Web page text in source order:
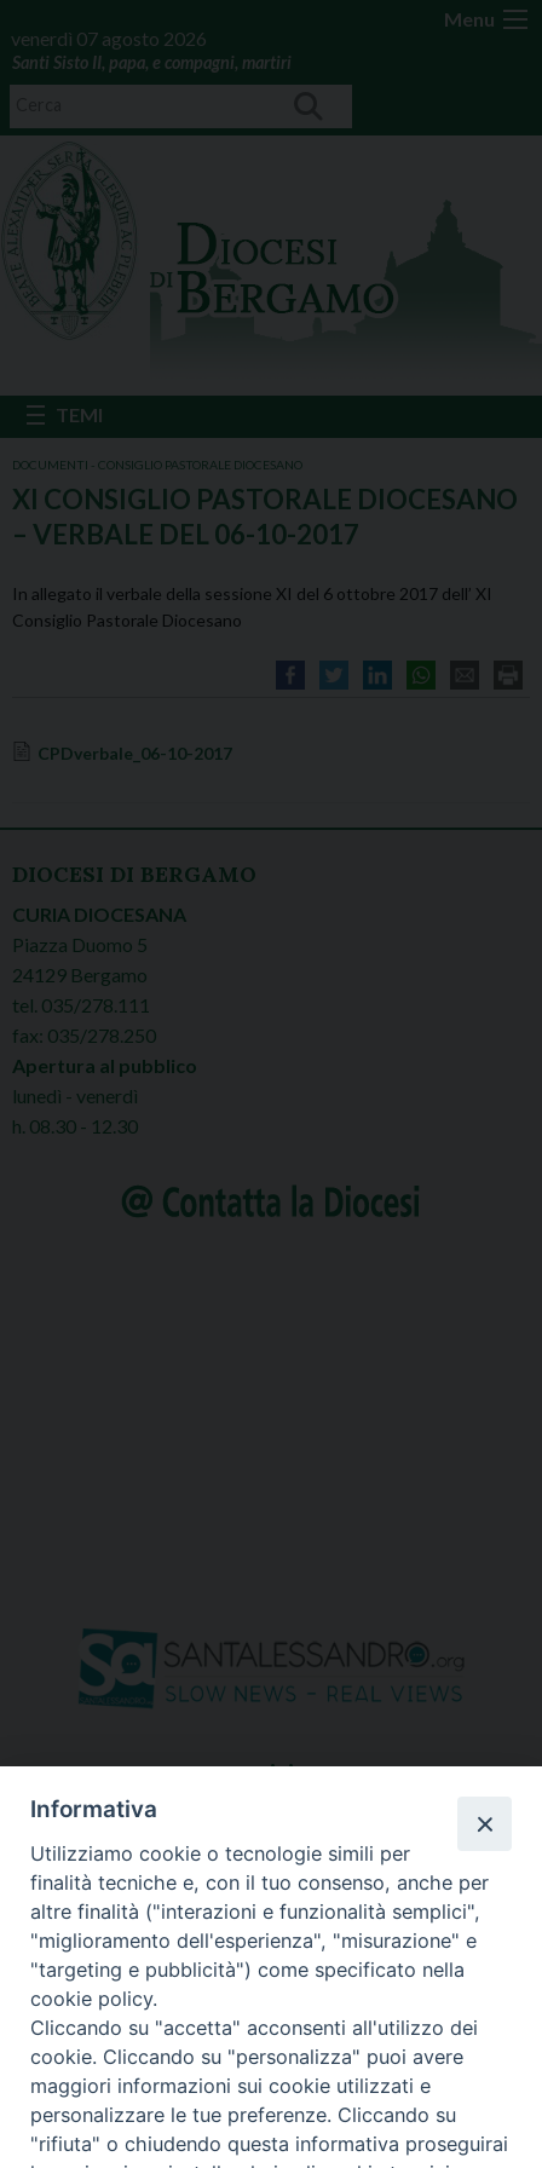
Menu
venerdì 07 agosto 2026
Santi Sisto II, papa, e compagni, martiri
DOCUMENTI - CONSIGLIO PASTORALE DIOCESANO
XI CONSIGLIO PASTORALE DIOCESANO
– VERBALE DEL 06-10-2017
In allegato il verbale della sessione XI del 6 ottobre 2017 dell’ XI
Consiglio Pastorale Diocesano
CPDverbale_06-10-2017
DIOCESI DI BERGAMO
CURIA DIOCESANA
Piazza Duomo 5
24129 Bergamo
tel. 035/278.111
fax: 035/278.250
Apertura al pubblico
lunedì - venerdì
h. 08.30 - 12.30
seguici su
Copyright © 2026 Diocesi di Bergamo - C. F. 01072200163 - Tutti i
Informativa
Utilizziamo cookie o tecnologie simili per
finalità tecniche e, con il tuo consenso, anche per
altre finalità ("interazioni e funzionalità semplici",
"miglioramento dell'esperienza", "misurazione" e
"targeting e pubblicità") come specificato nella
cookie policy.
Cliccando su "accetta" acconsenti all'utilizzo dei
cookie. Cliccando su "personalizza" puoi avere
maggiori informazioni sui cookie utilizzati e
personalizzare le tue preferenze. Cliccando su
"rifiuta" o chiudendo questa informativa proseguirai